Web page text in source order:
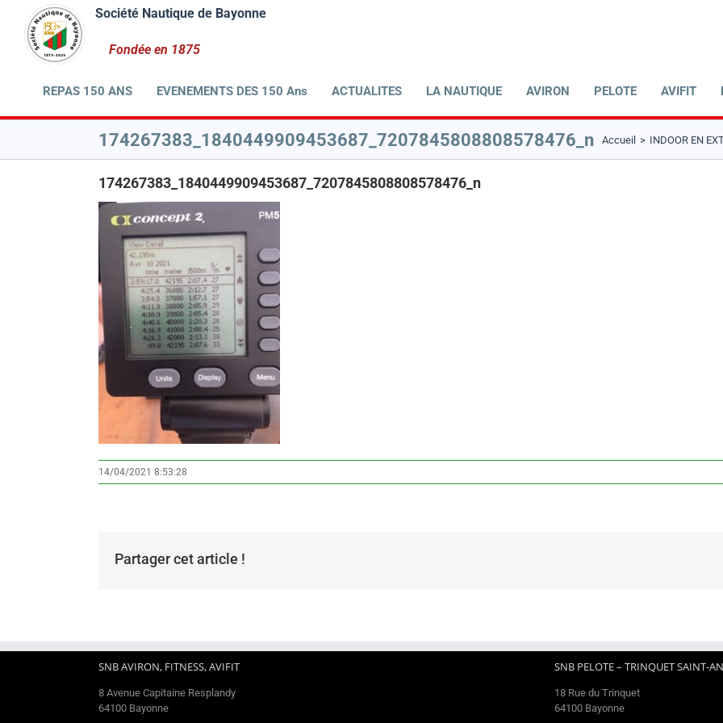
contenu
REPAS 150 ANS EVENEMENTS DES 150 Ans ACTUALITES LA NAUTIQUE AVIRON PELOTE AVIFIT
174267383_1840449909453687_7207845808808578476_n Accueil INDOOR EN
174267383_1840449909453687_7207845808808578476_n
14/04/2021 8:53:28
Partager cet article !
SNB AVIRON, FITNESS, AVIFIT
8 Avenue Capitaine Resplandy
64100 Bayonne
SNB PELOTE – TRINQUET SAINT-
18 Rue du Trinquet
64100 Bayonne